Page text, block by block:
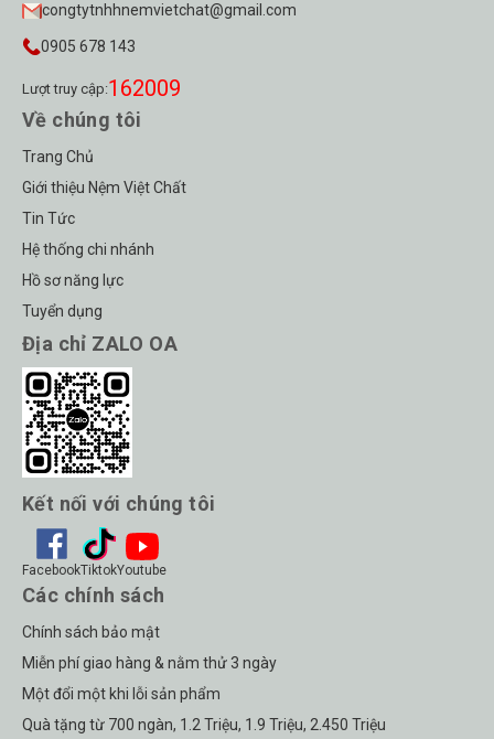
congtytnhhnemvietchat@gmail.com
0905 678 143
Lượt truy cập:162009
Về chúng tôi
Trang Chủ
Giới thiệu Nệm Việt Chất
Tin Tức
Hệ thống chi nhánh
Hồ sơ năng lực
Tuyển dụng
Địa chỉ ZALO OA
Kết nối với chúng tôi
FacebookTiktokYoutube
Các chính sách
Chính sách bảo mật
Miễn phí giao hàng & nằm thử 3 ngày
Một đổi một khi lỗi sản phẩm
Quà tặng từ 700 ngàn, 1.2 Triệu, 1.9 Triệu, 2.450 Triệu